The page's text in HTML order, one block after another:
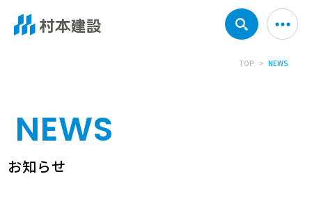
TOP NEWS
NEWS
お知らせ